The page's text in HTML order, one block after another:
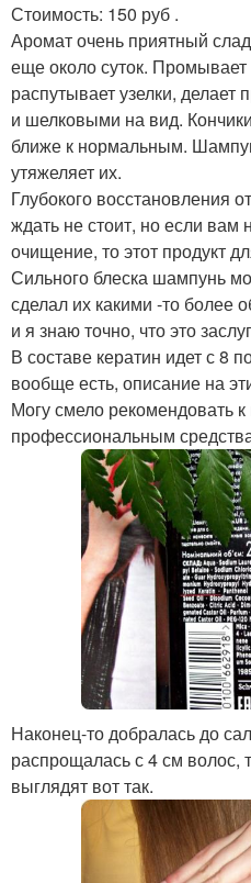
Стоимость: 150 руб .
Аромат очень приятный
еще около суток.
распутывает узелки,
и шелковыми на вид.
ближе к нормальным.
утяжеляет их.
Глубокого восстановления
ждать не стоит, но если вам
очищение, то этот продукт
Сильного блеска шампунь
сделал их какими -то
и я знаю точно, что это
В составе кератин идет с 8
вообще есть, описание на
Могу смело рекомендовать
профессиональным
Наконец-то добралась до
распрощалась с 4 см волос,
выглядят вот так.